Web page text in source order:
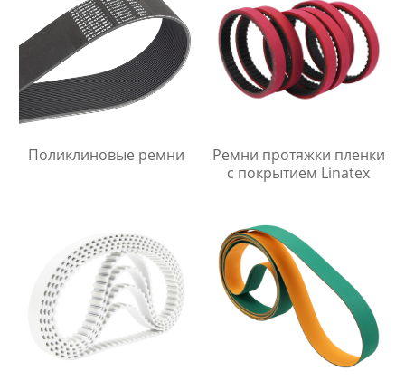
Поликлиновые ремни
Ремни протяжки пленки
с покрытием Linatex